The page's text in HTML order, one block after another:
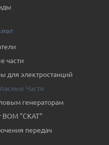
части
для электростанций
Части
генераторам
ВОМ "СКАТ"
передач